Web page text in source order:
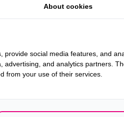
About cookies
provide social media features, and
advertising, and analytics partners.
from your use of their services.